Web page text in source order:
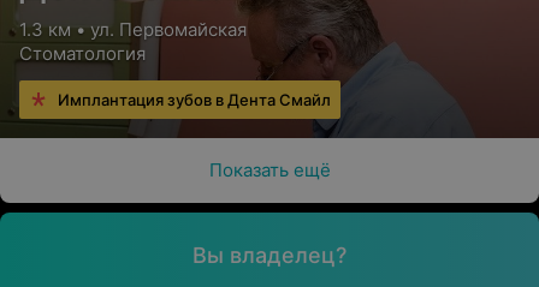
1.3 км • ул. Первомайская
Стоматология
Имплантация зубов в Дента Смайл
Показать ещё
Вы владелец?